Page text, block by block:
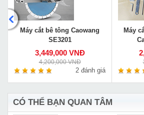
Máy cắt bê tông Caowang
SE3201
3,449,000 VNĐ
4,200,000 VNĐ
2 đánh giá
Máy
CÓ THỂ BẠN QUAN TÂM